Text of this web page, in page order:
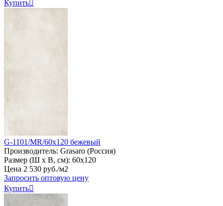
Купить
G-1101/MR/60x120 бежевый
Производитель: Grasaro (Россия)
Размер (Ш х В, см): 60х120
Цена 2 530 руб./м2
Запросить оптовую цену
Купить